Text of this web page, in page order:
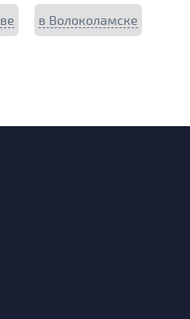
в Волоколамске